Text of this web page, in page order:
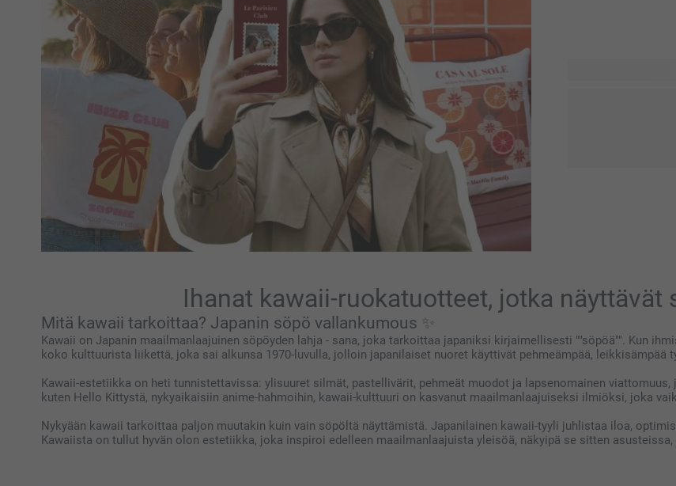
Ihanat kawaii-ruokatuotteet, jotka näyttävät
Mitä kawaii tarkoittaa? Japanin söpö vallankumous ✨
Kawaii on Japanin maailmanlaajuinen söpöyden lahja - sana, joka tarkoittaa japaniksi kirjaimellisesti ""söpöä"". Kun
koko kulttuurista liikettä, joka sai alkunsa 1970-luvulla, jolloin japanilaiset nuoret käyttivät pehmeämpää,
Kawaii-estetiikka on heti tunnistettavissa: ylisuuret silmät, pastellivärit, pehmeät muodot ja lapsenomainen
kuten Hello Kittystä, nykyaikaisiin anime-hahmoihin, kawaii-kulttuuri on kasvanut maailmanlaajuiseksi ilmiöksi, joka
Nykyään kawaii tarkoittaa paljon muutakin kuin vain söpöltä näyttämistä. Japanilainen kawaii-tyyli juhlistaa iloa,
Kawaiista on tullut hyvän olon estetiikka, joka inspiroi edelleen maailmanlaajuista yleisöä, näkyipä se sitten